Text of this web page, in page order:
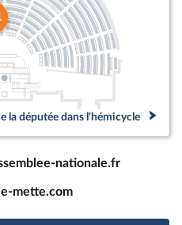
la députée dans l'hémicycle
nationale.fr
mette.com